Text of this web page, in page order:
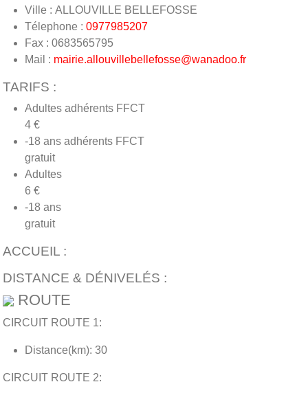
Ville : ALLOUVILLE BELLEFOSSE
Télephone : 0977985207
Fax : 0683565795
Mail : mairie.allouvillebellefosse@wanadoo.fr
TARIFS :
Adultes adhérents FFCT
4 €
-18 ans adhérents FFCT
gratuit
Adultes
6 €
-18 ans
gratuit
ACCUEIL :
DISTANCE & DÉNIVELÉS :
ROUTE
CIRCUIT ROUTE 1:
Distance(km): 30
CIRCUIT ROUTE 2: